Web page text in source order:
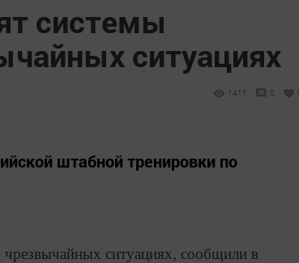
системы
ситуациях
1411 0
штабной тренировки по
ситуациях, сообщили в